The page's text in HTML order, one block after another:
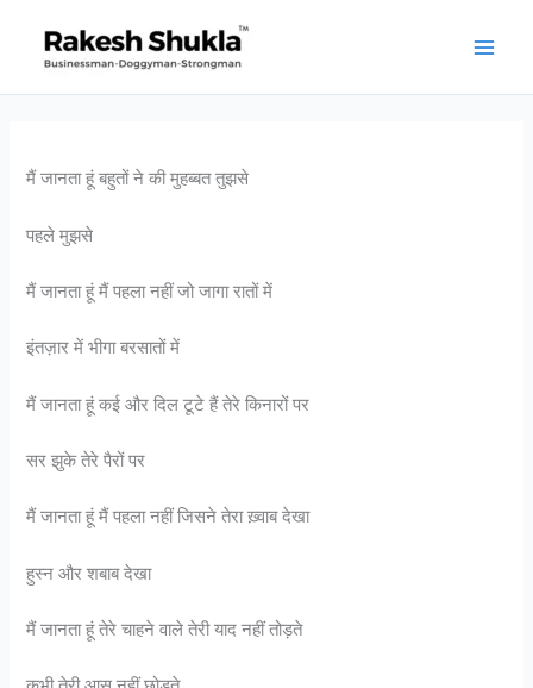
content
मैं जानता हूं बहुतों ने की मुहब्बत तुझसे
पहले मुझसे
मैं जानता हूं मैं पहला नहीं जो जागा रातों में
इंतज़ार में भीगा बरसातों में
मैंजानता हूं कई और दिल टूटे हैं तेरे किनारों पर
सर झुके तेरे पैरों पर
मैं जानता हूं मैं पहला नहीं जिसने तेरा ख़्वाब देखा
हुस्न और शबाब देखा
मैं जानता हूं तेरे चाहने वाले तेरी याद नहीं तोड़ते